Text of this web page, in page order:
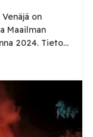
on
Maailman
2024. Tieto
Timo Heinosen
sekä
kertoi Posi